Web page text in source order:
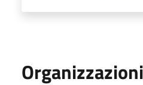
Organizzazioni